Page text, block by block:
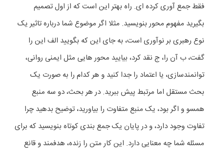
فقط جمع آوری کرده ای. راه بهتر این است که از اول تصمیم
بگیرید مفهوم محور بنویسید. مثلا اگر موضوع شما درباره تاثیر یک
نوع رهبری بر نوآوری است، به جای این که بگویید الف این را
گفت، ب آن را، ج نقد کرد، بیایید محور هایی مثل ایمنی روانی،
توانمندسازی، یا اعتماد را جدا کنید و هر کدام را به صورت یک
بحث مستقل اما مرتبط پیش ببرید. در هر بحث، دو سه منبع
همسو و اگر بود، یک منبع متفاوت را بیاورید، توضیح بدهید چرا
تفاوت وجود دارد، و در پایان یک جمع بندی کوتاه بنویسید که برای
مسئله شما چه معنایی دارد. این کار متن را زنده، هدفمند و قانع